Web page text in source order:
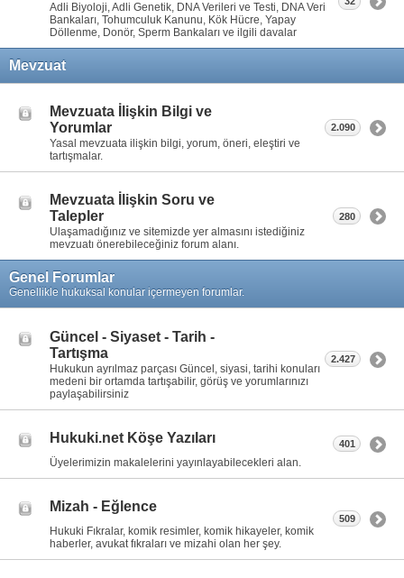
Adli Biyoloji, Adli Genetik, DNA Verileri ve Testi, DNA Veri
Bankaları, Tohumculuk Kanunu, Kök Hücre, Yapay
Döllenme, Donör, Sperm Bankaları ve ilgili davalar
Mevzuat
Mevzuata İlişkin Bilgi ve
Yorumlar
Yasal mevzuata ilişkin bilgi, yorum, öneri, eleştiri ve
tartışmalar.
2.090
Mevzuata İlişkin Soru ve
Talepler
Ulaşamadığınız ve sitemizde yer almasını istediğiniz
mevzuatı önerebileceğiniz forum alanı.
280
Genel Forumlar
Genellikle hukuksal konular içermeyen forumlar.
Güncel - Siyaset - Tarih -
Tartışma
Hukukun ayrılmaz parçası Güncel, siyasi, tarihi konuları
medeni bir ortamda tartışabilir, görüş ve yorumlarınızı
paylaşabilirsiniz
2.427
Hukuki.net Köşe Yazıları
Üyelerimizin makalelerini yayınlayabilecekleri alan.
401
Mizah - Eğlence
Hukuki Fıkralar, komik resimler, komik hikayeler, komik
haberler, avukat fıkraları ve mizahi olan her şey.
509